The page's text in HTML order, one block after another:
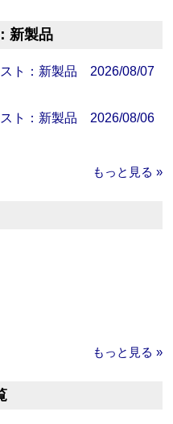
新製品
ト：新製品 2026/08/07
ト：新製品 2026/08/06
もっと見る »
もっと見る »